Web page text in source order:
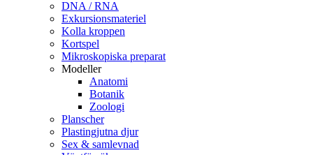
DNA / RNA
Exkursionsmateriel
Kolla kroppen
Kortspel
Mikroskopiska preparat
Modeller
Anatomi
Botanik
Zoologi
Planscher
Plastingjutna djur
Sex & samlevnad